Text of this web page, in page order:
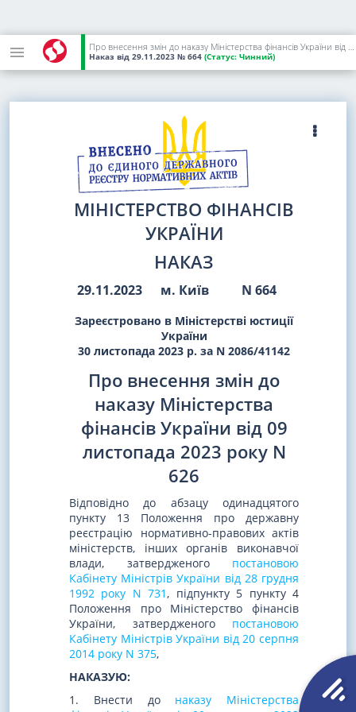
Про внесення змін до наказу Міністерства фінансів України від 09 листопада 2023 року N 626
Наказ від 29.11.2023 № 664 (Статус: Чинний)
МІНІСТЕРСТВО ФІНАНСІВ
УКРАЇНИ
НАКАЗ
29.11.2023 м. Київ N 664
Зареєстровано в Міністерстві юстиції
України
30 листопада 2023 р. за N 2086/41142
Про внесення змін до
наказу Міністерства
фінансів України від 09
листопада 2023 року N
626
Відповідно до абзацу одинадцятого
пункту 13 Положення про державну
реєстрацію нормативно-правових актів
міністерств, інших органів виконавчої
влади, затвердженого постановою
Кабінету Міністрів України від 28 грудня
1992 року N 731, підпункту 5 пункту 4
Положення про Міністерство фінансів
України, затвердженого постановою
Кабінету Міністрів України від 20 серпня
2014 року N 375,
НАКАЗУЮ:
1. Внести до наказу Міністерства